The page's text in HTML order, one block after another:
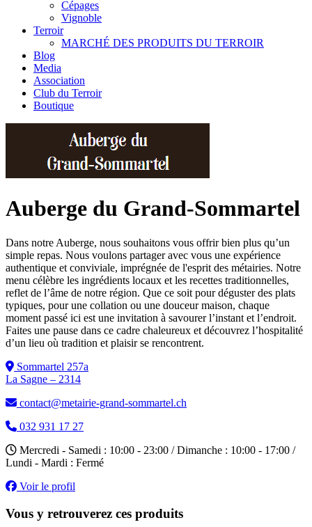
Cépages
Vignoble
Terroir
MARCHÉ DES PRODUITS DU TERROIR
Blog
Media
Association
Club du Terroir
Boutique
Auberge du Grand-Sommartel
Dans notre Auberge, nous souhaitons vous offrir bien plus qu’un
simple repas. Nous voulons partager avec vous une expérience
authentique et conviviale, imprégnée de l'esprit des métairies. Notre
menu célèbre les ingrédients locaux et les recettes traditionnelles,
reflet de l’âme de notre région. Que ce soit pour déguster des plats
typiques, pour une collation ou une douceur maison, chaque
moment passé ici est une invitation à savourer l’instant et l’endroit.
Faites une pause dans ce cadre chaleureux et découvrez l’hospitalité
d’un lieu où tradition et plaisir se rencontrent.
Sommartel 257a
La Sagne – 2314
contact@metairie-grand-sommartel.ch
032 931 17 27
Mercredi - Samedi : 10:00 - 23:00 / Dimanche : 10:00 - 17:00 /
Lundi - Mardi : Fermé
Voir le profil
Vous y retrouverez ces produits